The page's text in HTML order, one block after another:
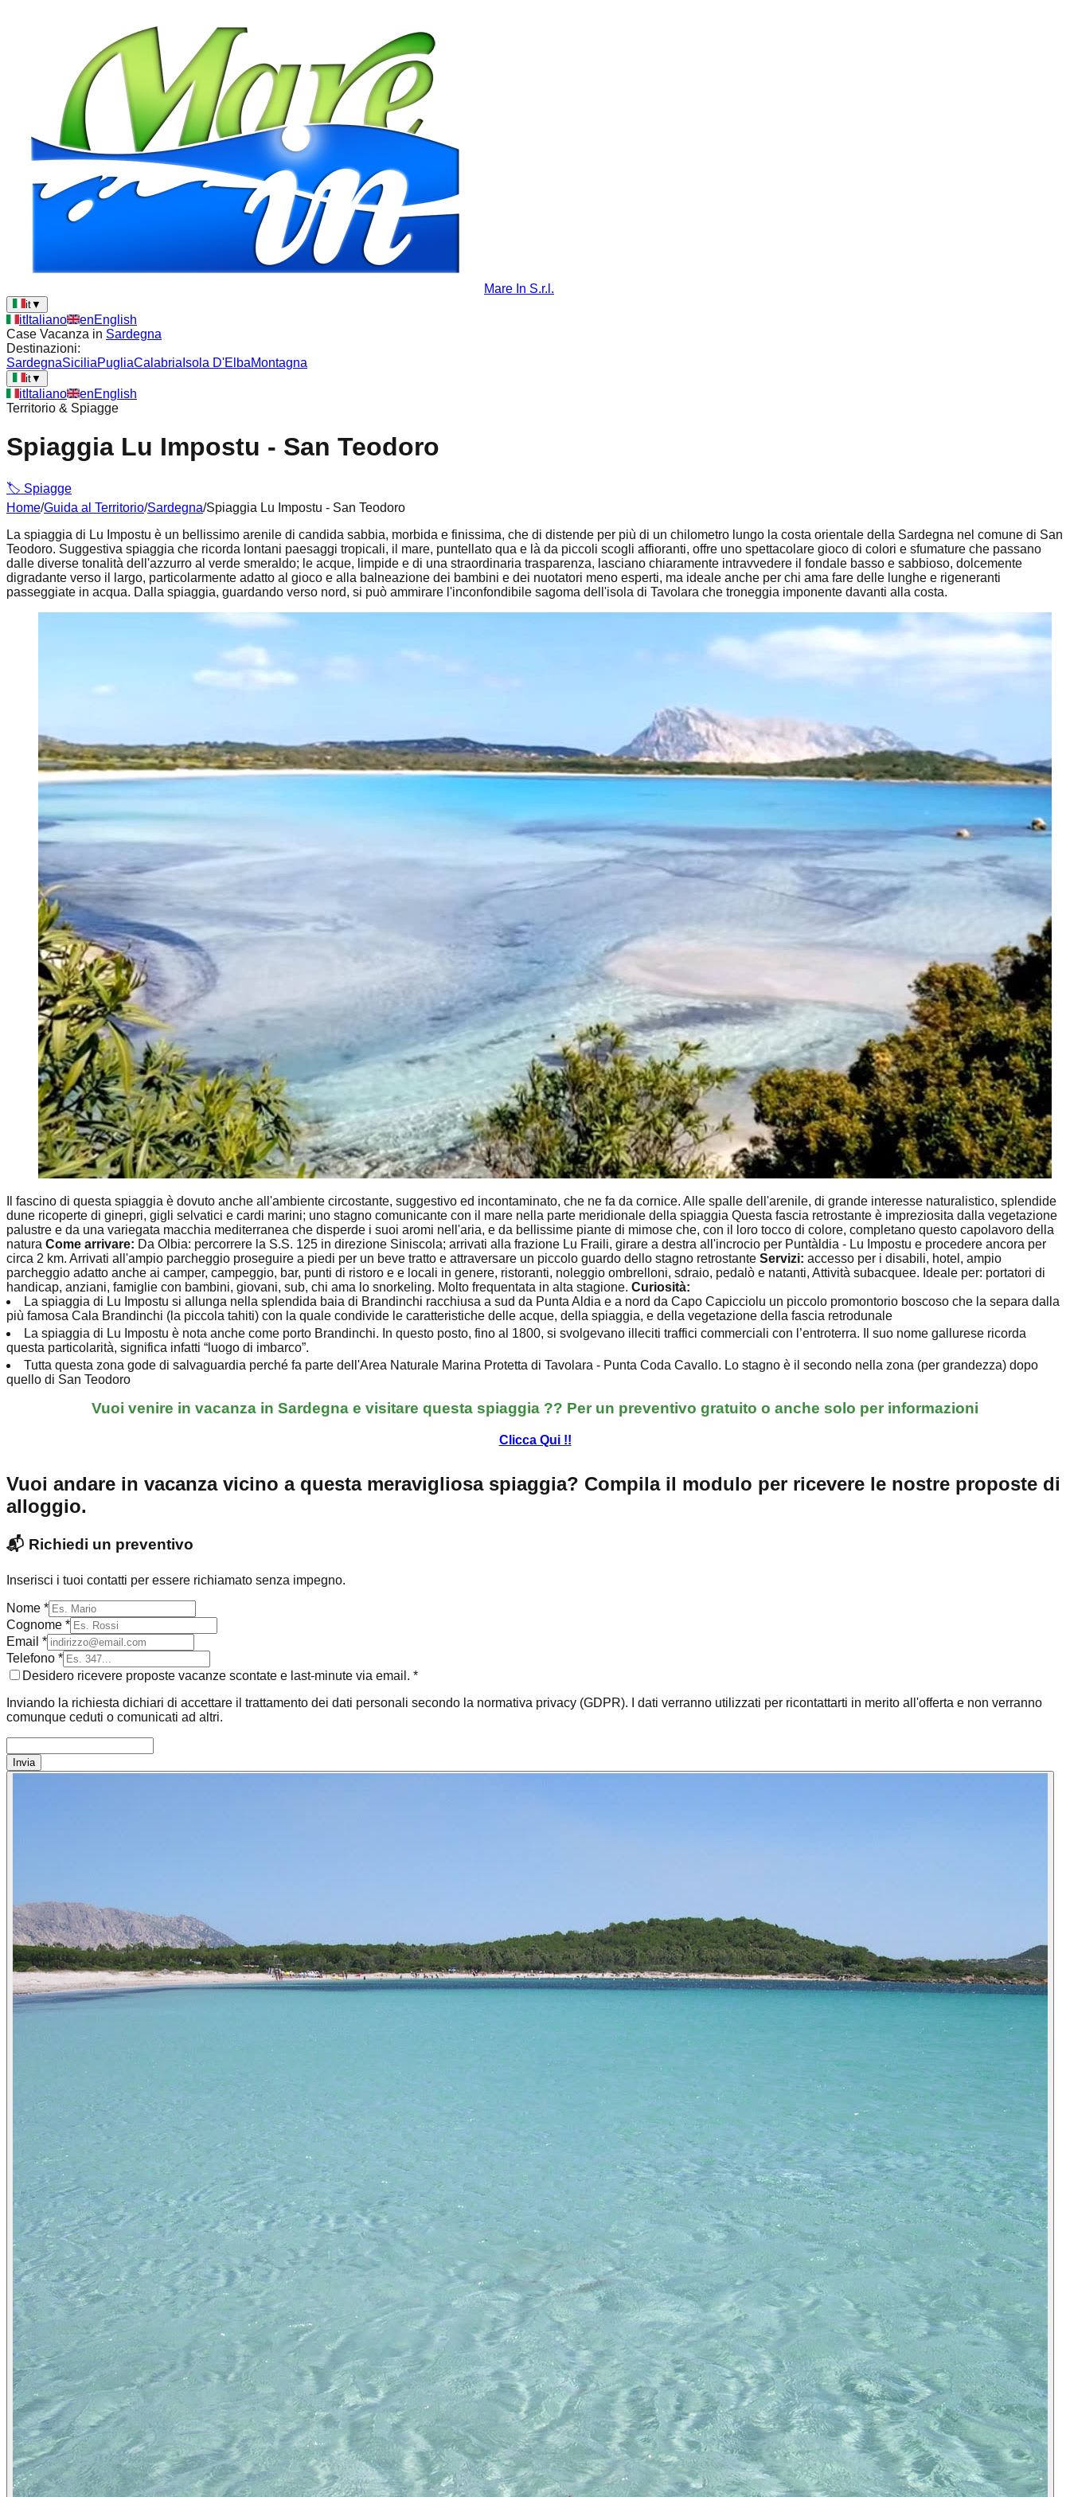
Mare In S.r.l.
it▼
itItaliano enEnglish
Case Vacanza in Sardegna
Destinazioni:
SardegnaSiciliaPugliaCalabria Isola D'ElbaMontagna
it▼
itItaliano enEnglish
Territorio & Spiagge
Spiaggia Lu Impostu - San Teodoro
🏷️ Spiagge
Home/Guida al Territorio/Sardegna/Spiaggia Lu Impostu - San Teodoro
La spiaggia di Lu Impostu è un bellissimo arenile di candida sabbia, morbida e finissima, che di distende per più di un chilometro lungo la costa orientale della Sardegna nel comune di San
Teodoro. Suggestiva spiaggia che ricorda lontani paesaggi tropicali, il mare, puntellato qua e là da piccoli scogli affioranti, offre uno spettacolare gioco di colori e sfumature che passano
dalle diverse tonalità dell'azzurro al verde smeraldo; le acque, limpide e di una straordinaria trasparenza, lasciano chiaramente intravvedere il fondale basso e sabbioso, dolcemente
digradante verso il largo, particolarmente adatto al gioco e alla balneazione dei bambini e dei nuotatori meno esperti, ma ideale anche per chi ama fare delle lunghe e rigeneranti
passeggiate in acqua. Dalla spiaggia, guardando verso nord, si può ammirare l'inconfondibile sagoma dell'isola di Tavolara che troneggia imponente davanti alla costa.
Il fascino di questa spiaggia è dovuto anche all'ambiente circostante, suggestivo ed incontaminato, che ne fa da cornice. Alle spalle dell'arenile, di grande interesse naturalistico, splendide
dune ricoperte di ginepri, gigli selvatici e cardi marini; uno stagno comunicante con il mare nella parte meridionale della spiaggia Questa fascia retrostante è impreziosita dalla vegetazione
palustre e da una variegata macchia mediterranea che disperde i suoi aromi nell'aria, e da bellissime piante di mimose che, con il loro tocco di colore, completano questo capolavoro della
natura Come arrivare: Da Olbia: percorrere la S.S. 125 in direzione Siniscola; arrivati alla frazione Lu Fraili, girare a destra all'incrocio per Puntàldia - Lu Impostu e procedere ancora per
circa 2 km. Arrivati all'ampio parcheggio proseguire a piedi per un beve tratto e attraversare un piccolo guardo dello stagno retrostante Servizi: accesso per i disabili, hotel, ampio
parcheggio adatto anche ai camper, campeggio, bar, punti di ristoro e e locali in genere, ristoranti, noleggio ombrelloni, sdraio, pedalò e natanti, Attività subacquee. Ideale per: portatori di
handicap, anziani, famiglie con bambini, giovani, sub, chi ama lo snorkeling. Molto frequentata in alta stagione. Curiosità:
La spiaggia di Lu Impostu si allunga nella splendida baia di Brandinchi racchiusa a sud da Punta Aldia e a nord da Capo Capicciolu un piccolo promontorio boscoso che la separa dalla
più famosa Cala Brandinchi (la piccola tahiti) con la quale condivide le caratteristiche delle acque, della spiaggia, e della vegetazione della fascia retrodunale
La spiaggia di Lu Impostu è nota anche come porto Brandinchi. In questo posto, fino al 1800, si svolgevano illeciti traffici commerciali con l’entroterra. Il suo nome gallurese ricorda
questa particolarità, significa infatti “luogo di imbarco”.
Tutta questa zona gode di salvaguardia perché fa parte dell'Area Naturale Marina Protetta di Tavolara - Punta Coda Cavallo. Lo stagno è il secondo nella zona (per grandezza) dopo
quello di San Teodoro
Vuoi venire in vacanza in Sardegna e visitare questa spiaggia ?? Per un preventivo gratuito o anche solo per informazioni
Clicca Qui !!
Vuoi andare in vacanza vicino a questa meravigliosa spiaggia? Compila il modulo per ricevere le nostre proposte di
alloggio.
📬 Richiedi un preventivo
Inserisci i tuoi contatti per essere richiamato senza impegno.
Nome *
Cognome *
Email *
Telefono *
Desidero ricevere proposte vacanze scontate e last-minute via email. *
Inviando la richiesta dichiari di accettare il trattamento dei dati personali secondo la normativa privacy (GDPR). I dati verranno utilizzati per ricontattarti in merito all'offerta e non verranno
comunque ceduti o comunicati ad altri.
Invia